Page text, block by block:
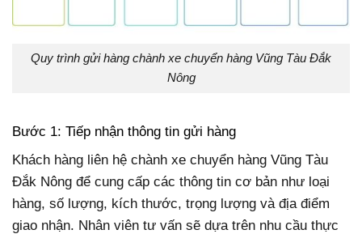
Quy trình gửi hàng chành xe chuyển hàng Vũng Tàu Đắk
Nông
Bước 1: Tiếp nhận thông tin gửi hàng
Khách hàng liên hệ chành xe chuyển hàng Vũng Tàu
Đắk Nông để cung cấp các thông tin cơ bản như loại
hàng, số lượng, kích thước, trọng lượng và địa điểm
giao nhận. Nhân viên tư vấn sẽ dựa trên nhu cầu thực